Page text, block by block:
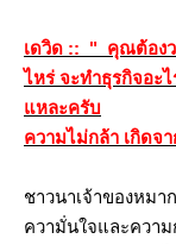
เดวิด :: " คุณต้องว
ไหร่ จะทำธุรกิจอะ
หละครับ
ความไม่กล้า เกิดจ
ชาวนาเจ้าของหม
ความั่นใจและควา